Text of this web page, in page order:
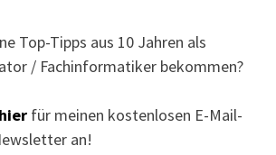
Top-Tipps aus 10 Jahren als
/ Fachinformatiker bekommen?
hierfür meinen kostenlosen E-Mail-
an!